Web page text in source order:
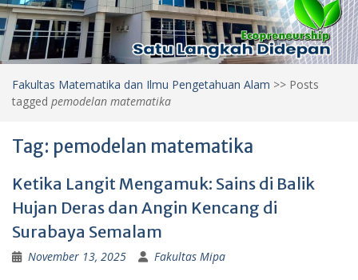
Fakultas Matematika dan Ilmu Pengetahuan Alam >> Posts
tagged pemodelan matematika
Tag: pemodelan matematika
Ketika Langit Mengamuk: Sains di Balik
Hujan Deras dan Angin Kencang di
Surabaya Semalam
November 13, 2025 Fakultas Mipa